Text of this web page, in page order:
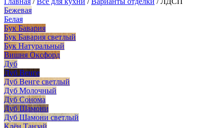
Бежевая
Белая
Бук Бавария
Бук Бавария светлый
Бук Натуральный
Вишня Оксфорд
Дуб
Дуб Венге
Дуб Венге светлый
Дуб Молочный
Дуб Сонома
Дуб Шамони
Дуб Шамони светлый
Клён Танзай